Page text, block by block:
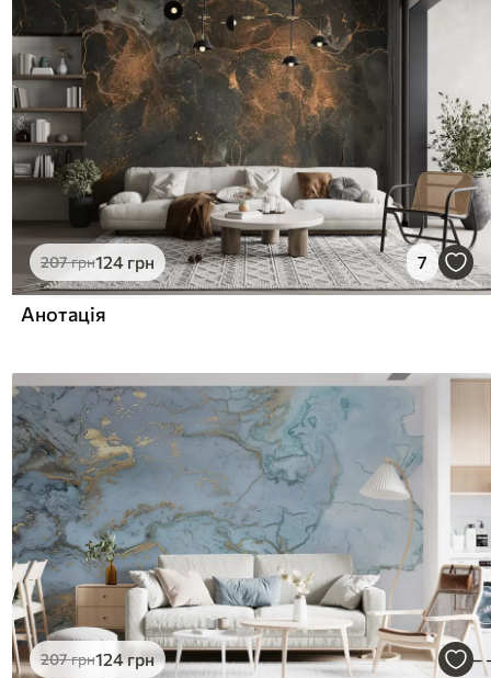
207грн124 грн 7
Анотація
207грн124грн